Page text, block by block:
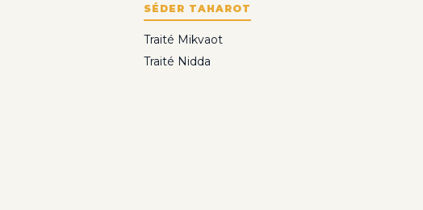
SÉDER TAHAROT
Traité Mikvaot
Traité Nidda